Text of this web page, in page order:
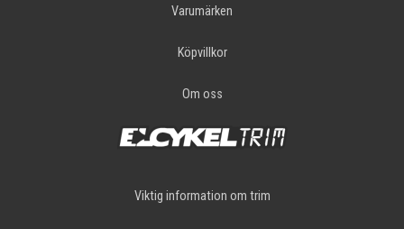
Varumärken
Köpvillkor
Om oss
Viktig information om trim